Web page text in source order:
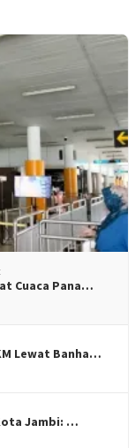
Cuaca Pana…
Lewat Banha…
Jambi: …